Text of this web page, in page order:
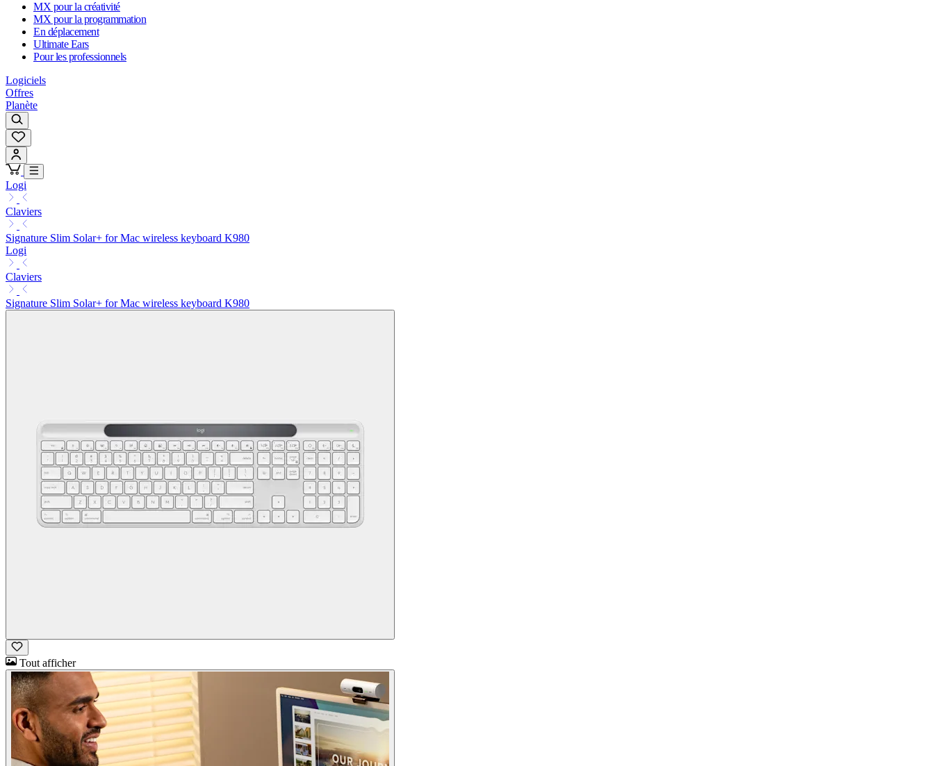
MX pour la créativité
MX pour la programmation
En déplacement
Ultimate Ears
Pour les professionnels
Logiciels
Offres
Planète
Logi
Claviers
Signature Slim Solar+ for Mac wireless keyboard K980
Logi
Claviers
Signature Slim Solar+ for Mac wireless keyboard K980
Tout afficher